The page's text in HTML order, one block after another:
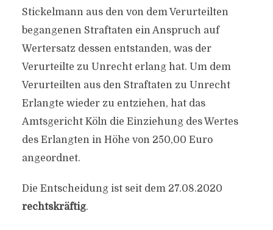
Stickelmann aus den von dem Verurteilten
begangenen Straftaten ein Anspruch auf
Wertersatz dessen entstanden, was der
Verurteilte zu Unrecht erlang hat. Um dem
Verurteilten aus den Straftaten zu Unrecht
Erlangte wieder zu entziehen, hat das
Amtsgericht Köln die Einziehung des Wertes
des Erlangten in Höhe von 250,00 Euro
angeordnet.
Die Entscheidung ist seit dem 27.08.2020
rechtskräftig.